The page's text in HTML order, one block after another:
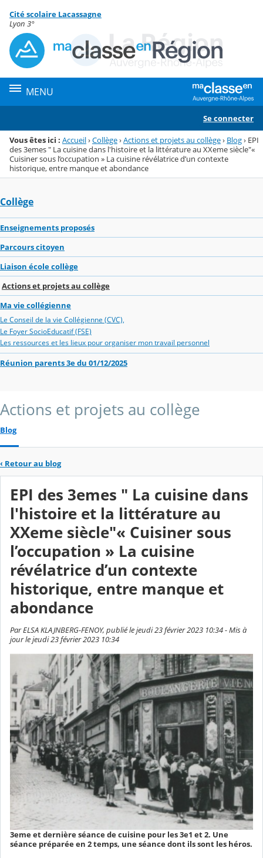
Menu de la rubrique
Contenu
Cité scolaire Lacassagne
Lyon 3°
MENU
Se connecter
Vous êtes ici : Accueil›Collège›Actions et projets au collège› Blog› EPI
des 3emes " La cuisine dans l'histoire et la littérature au XXeme siècle"«
Cuisiner sous l’occupation » La cuisine révélatrice d’un contexte
historique, entre manque et abondance
Collège
Enseignements proposés
Parcours citoyen
Liaison école collège
Actions et projets au collège
Ma vie collégienne
Le Conseil de la vie Collégienne (CVC),
Le Foyer SocioEducatif (FSE)
Les ressources et les lieux pour organiser mon travail personnel
Réunion parents 3e du 01/12/2025
Actions et projets au collège
Blog
‹ Retour au blog
EPI des 3emes " La cuisine dans
l'histoire et la littérature au
XXeme siècle"« Cuisiner sous
l’occupation » La cuisine
révélatrice d’un contexte
historique, entre manque et
abondance
Par ELSA KLAJNBERG-FENOY, publié le jeudi 23 février 2023 10:34 - Mis à
jour le jeudi 23 février 2023 10:34
3eme et dernière séance de cuisine pour les 3e1 et 2. Une
séance préparée en 2 temps, une séance dont ils sont les héros.